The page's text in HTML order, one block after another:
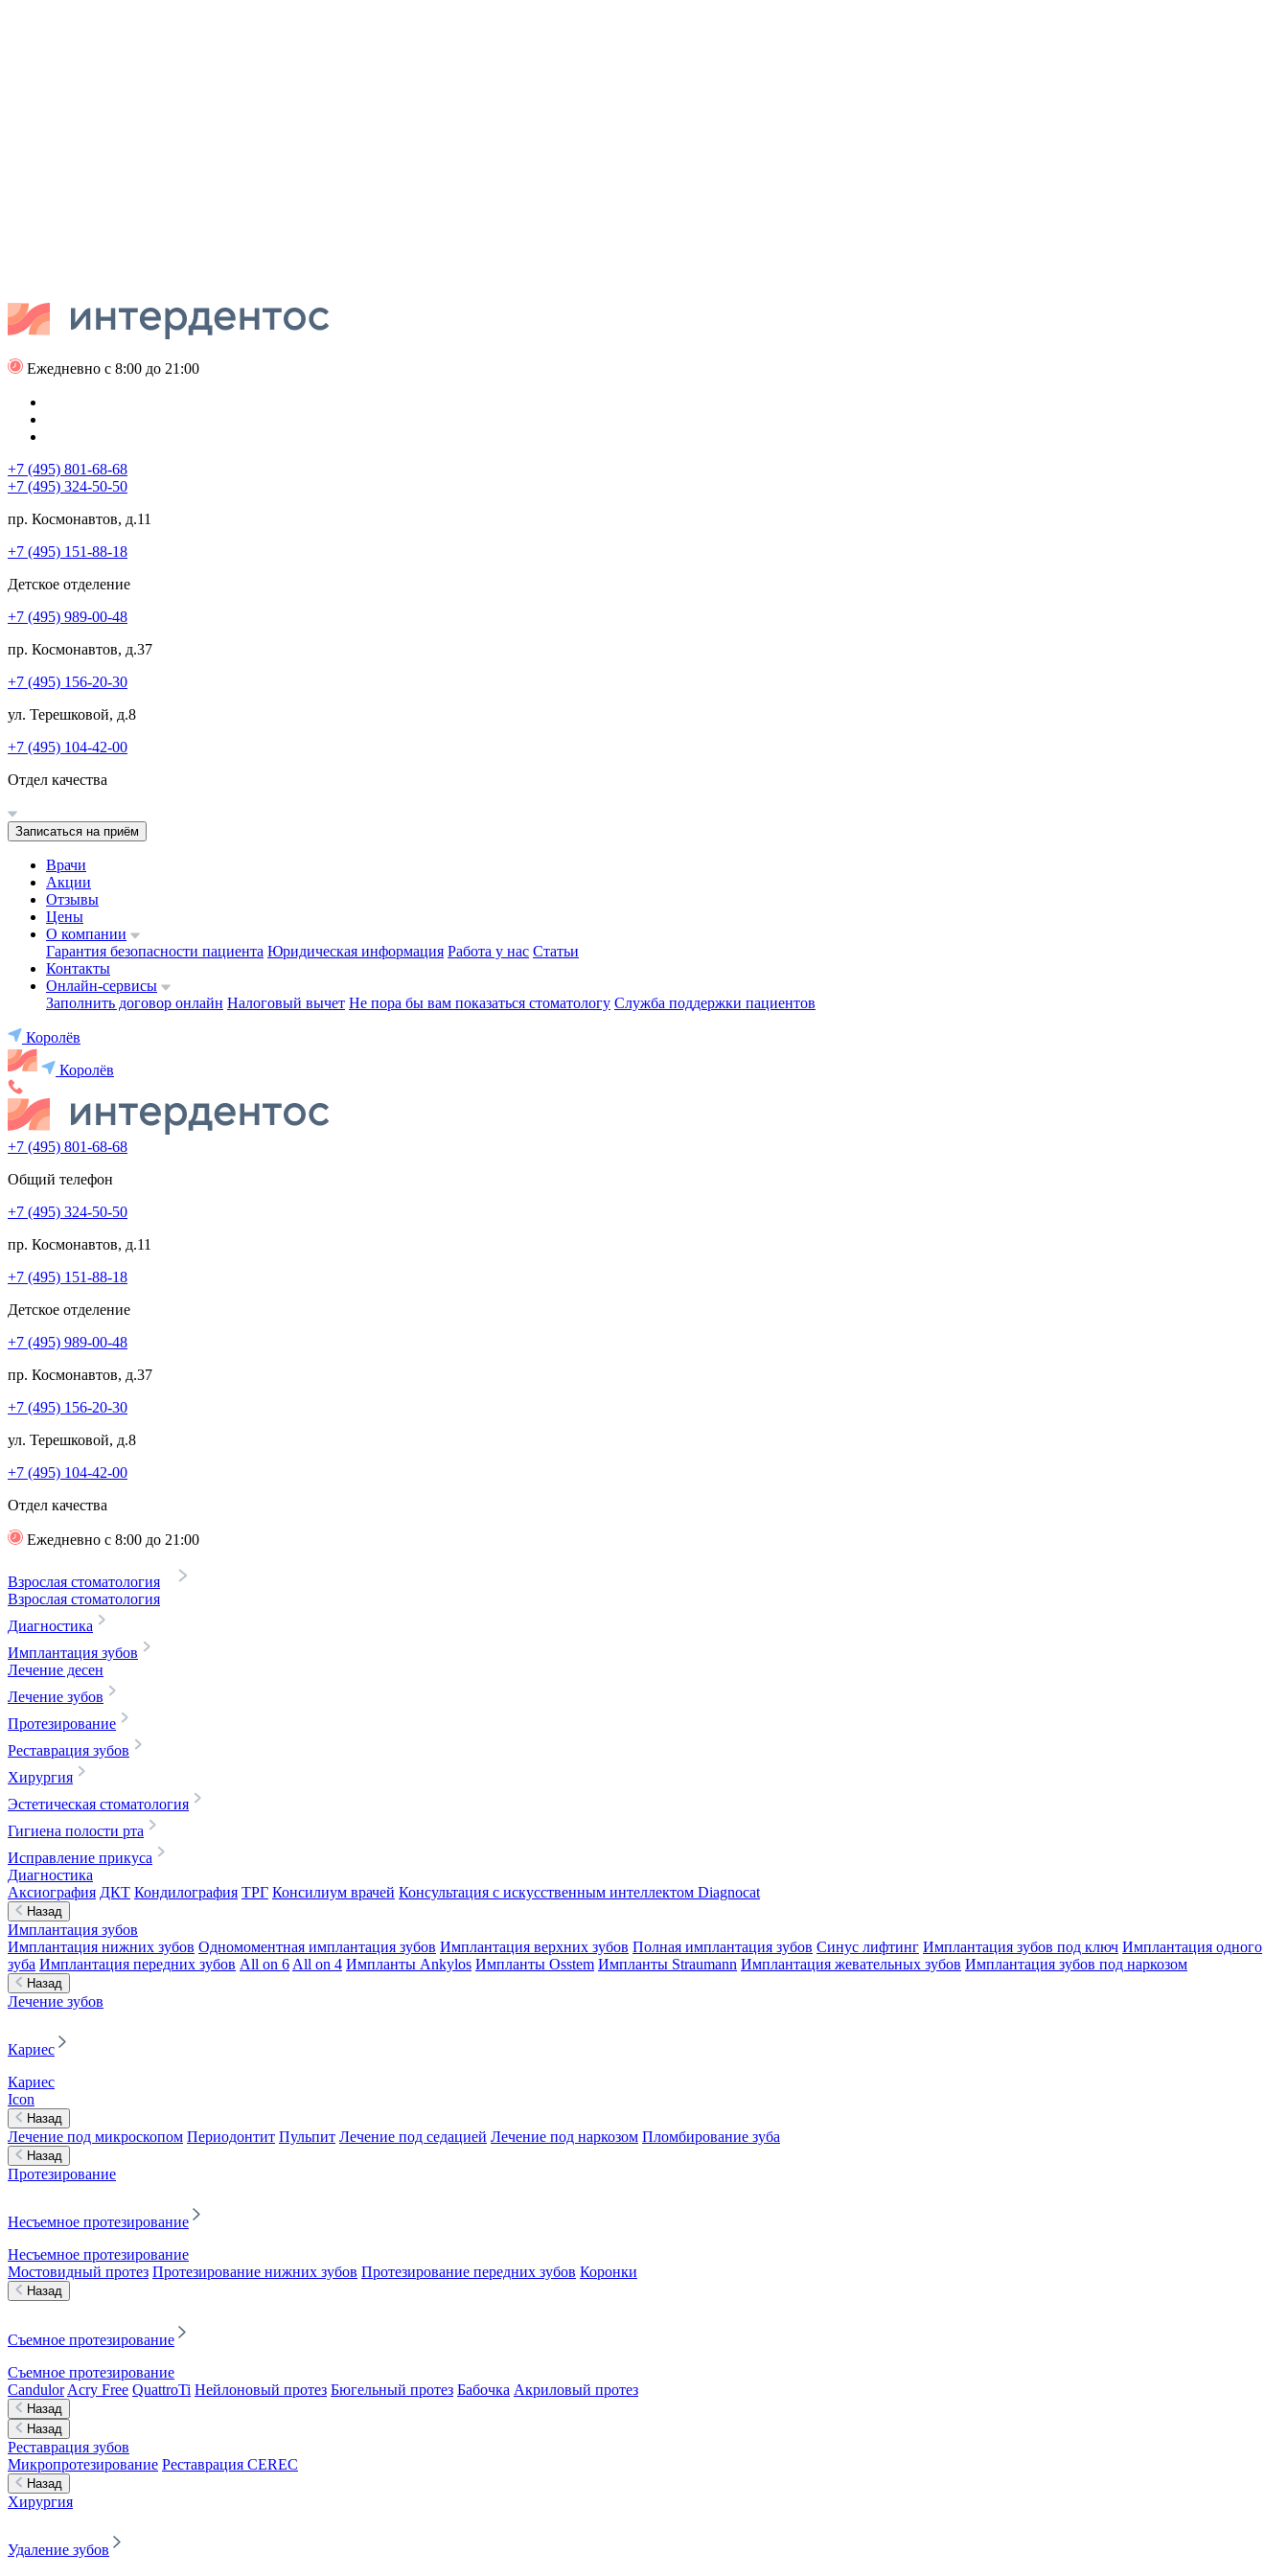
Ежедневно с 8:00 до 21:00
+7 (495) 801-68-68
+7 (495) 324-50-50
пр. Космонавтов, д.11
+7 (495) 151-88-18
Детское отделение
+7 (495) 989-00-48
пр. Космонавтов, д.37
+7 (495) 156-20-30
ул. Терешковой, д.8
+7 (495) 104-42-00
Отдел качества
Записаться на приём
Врачи
Акции
Отзывы
Цены
О компании
Гарантия безопасности пациента Юридическая информация Работа у нас Статьи
Контакты
Онлайн-сервисы
Заполнить договор онлайн Налоговый вычет Не пора бы вам показаться стоматологу Служба поддержки пациентов
Королёв
Королёв
+7 (495) 801-68-68
Общий телефон
+7 (495) 324-50-50
пр. Космонавтов, д.11
+7 (495) 151-88-18
Детское отделение
+7 (495) 989-00-48
пр. Космонавтов, д.37
+7 (495) 156-20-30
ул. Терешковой, д.8
+7 (495) 104-42-00
Отдел качества
Ежедневно с 8:00 до 21:00
Взрослая стоматология
Взрослая стоматология
Диагностика
Имплантация зубов
Лечение десен
Лечение зубов
Протезирование
Реставрация зубов
Хирургия
Эстетическая стоматология
Гигиена полости рта
Исправление прикуса
Диагностика
Аксиография ДКТ Кондилография ТРГ Консилиум врачей Консультация с искусственным интеллектом Diagnocat
Назад
Имплантация зубов
Имплантация нижних зубов Одномоментная имплантация зубов Имплантация верхних зубов Полная имплантация зубов Синус лифтинг Имплантация зубов под ключ Имплантация одного
зуба Имплантация передних зубов All on 6 All on 4 Импланты Ankylos Импланты Osstem Импланты Straumann Имплантация жевательных зубов Имплантация зубов под наркозом
Назад
Лечение зубов
Кариес
Кариес
Icon
Назад
Лечение под микроскопом Периодонтит Пульпит Лечение под седацией Лечение под наркозом Пломбирование зуба
Назад
Протезирование
Несъемное протезирование
Несъемное протезирование
Мостовидный протез Протезирование нижних зубов Протезирование передних зубов Коронки
Назад
Съемное протезирование
Съемное протезирование
Candulor Acry Free QuattroTi Нейлоновый протез Бюгельный протез Бабочка Акриловый протез
Назад
Назад
Реставрация зубов
Микропротезирование Реставрация CEREC
Назад
Хирургия
Удаление зубов